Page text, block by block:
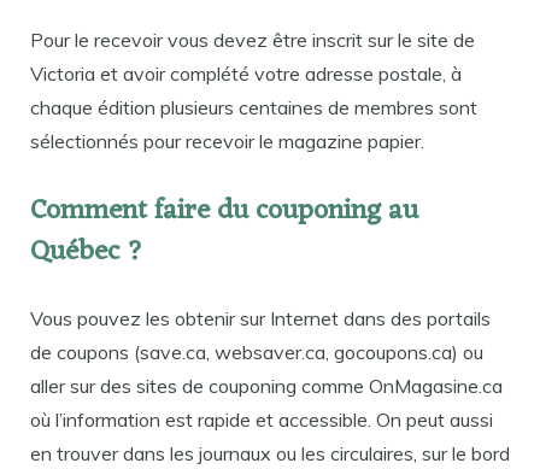
Pour le recevoir vous devez être inscrit sur le site de
Victoria et avoir complété votre adresse postale, à
chaque édition plusieurs centaines de membres sont
sélectionnés pour recevoir le magazine papier.
Comment faire du couponing au
Québec ?
Vous pouvez les obtenir sur Internet dans des portails
de coupons (save.ca, websaver.ca, gocoupons.ca) ou
aller sur des sites de couponing comme OnMagasine.ca
où l’information est rapide et accessible. On peut aussi
en trouver dans les journaux ou les circulaires, sur le bord